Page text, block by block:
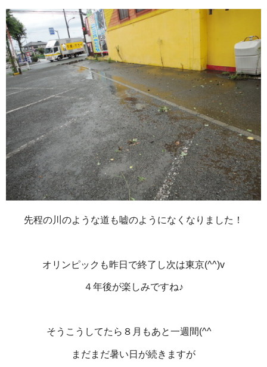
先程の川のような道も嘘のようになくなりました！
オリンピックも昨日で終了し次は東京(^^)v
４年後が楽しみですね♪
そうこうしてたら８月もあと一週間(^^ゞ
まだまだ暑い日が続きますが